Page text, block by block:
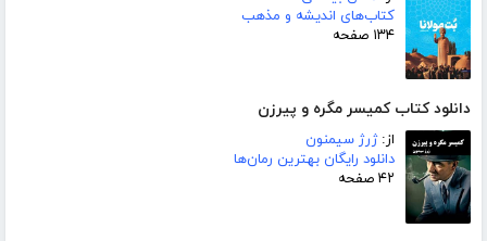
کتاب‌های اندیشه و مذهب
۱۳۴ صفحه
دانلود کتاب کمیسر مگره و پیرزن
از:ژرژ سیمنون
دانلود رایگان بهترین رمان‌ها
۴۲ صفحه